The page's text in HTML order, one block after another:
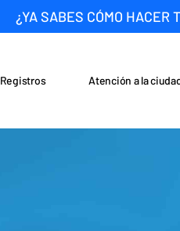
¿YA SABES CÓMO
Registros
Atención a la